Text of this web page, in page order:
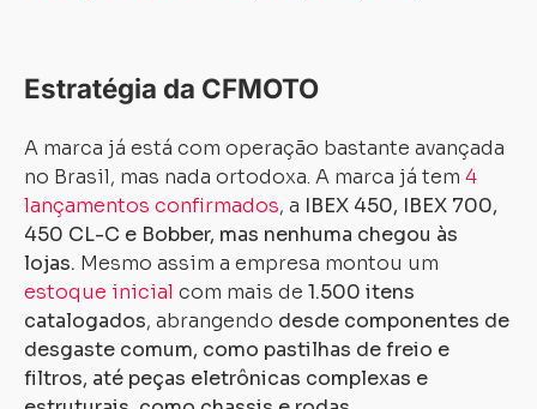
Estratégia da CFMOTO
A marca já está com operação bastante avançada
no Brasil, mas nada ortodoxa. A marca já tem 4
lançamentos confirmados, a IBEX 450, IBEX 700,
450 CL-C e Bobber, mas nenhuma chegou às
lojas. Mesmo assim a empresa montou um
estoque inicial com mais de 1.500 itens
catalogados, abrangendo desde componentes de
desgaste comum, como pastilhas de freio e
filtros, até peças eletrônicas complexas e